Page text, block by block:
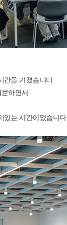
간을 가졌습니다.
하면서
있는 시간이었습니다.